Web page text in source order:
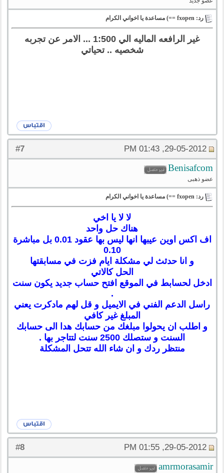
رد: fxopen ==) مساعدة يا اخواني الكرام
غير الرافعه الماليه الي 1:500 ... الامر عن تجربه
شخصيه .. تحياتي
#
7 29-05-2012, 01:43 PM
Benisafcom
عضو ذهبى
رد: fxopen ==) مساعدة يا اخواني الكرام
لا لا يا اخي
هناك حل واحد
اف اكس اوين عيبها انها ليس بها عقود 0.01 بل مباشرة
0.10
و انا حدثث لي مشكلة ايام فزت في مسابقتها
الحل كالاتي
ادخل لحسابط في الموقع افتح حساب جديد يكون سنت
.
راسل الدعم الفني في الايميل و قل لهم مادكرت يعني
المبلغ غير كافي
و اطلب ان يحولوا مبلغك من حسابك هدا الى حسابك
السنت و ستصلك 2500 سنت لتتاجر بها .
منتظر ردك و ان شاء الله تتحل المشكلة
#
8 29-05-2012, 01:55 PM
amrmorasamir